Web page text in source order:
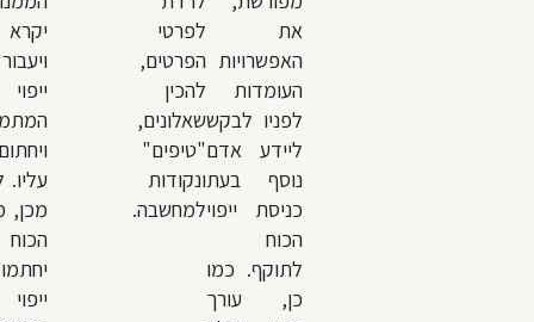
את
האפשרויות
העומדות
לפניו לבקש
ליידע אדם
נוסף בעת
כניסת ייפוי
הכוח
לתוקף. כמו
כן, עורך
לפרטי
הפרטים,
להכין
שאלונים,
"טיפים"
ונקודות
למחשבה.
יקרא
מכן,
הכוח